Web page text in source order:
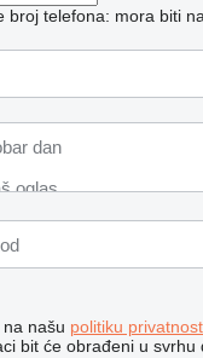
broj telefona: mora biti
našu politiku
bit će obrađeni u